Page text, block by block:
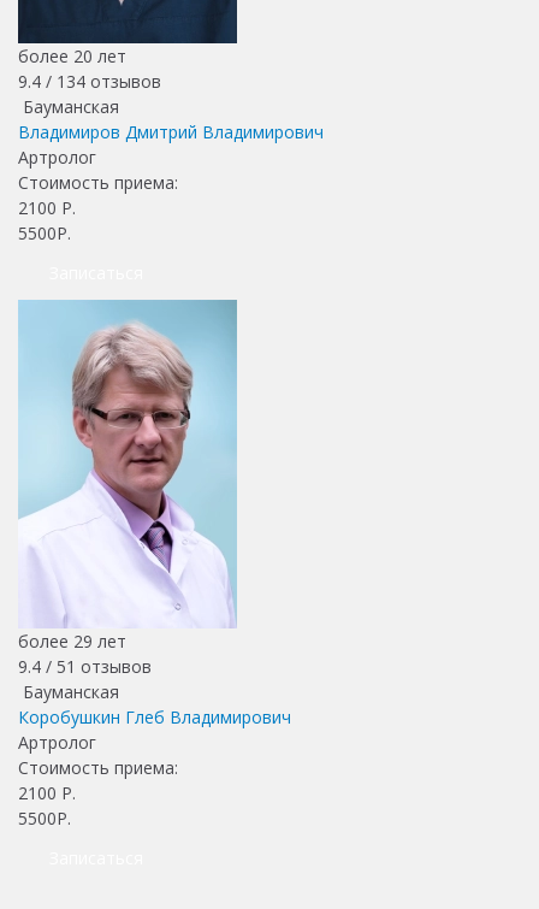
более 20 лет
9.4 / 134 отзывов
Бауманская
Владимиров Дмитрий Владимирович
Артролог
Стоимость приема:
2100 Р.
5500Р.
более 29 лет
9.4 / 51 отзывов
Бауманская
Коробушкин Глеб Владимирович
Артролог
Стоимость приема:
2100 Р.
5500Р.